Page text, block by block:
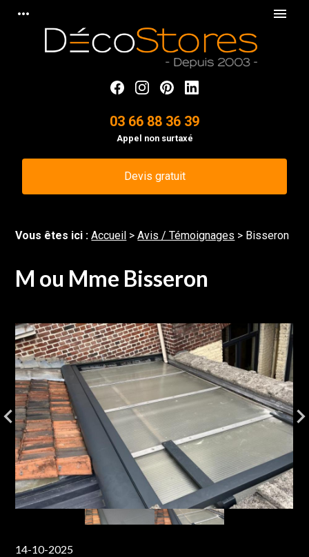
more_horiz menu
03 66 88 36 39
Appel non surtaxé
Devis gratuit
Vous êtes ici :Accueil >Avis / Témoignages > Bisseron
M ou Mme Bisseron
14-10-2025